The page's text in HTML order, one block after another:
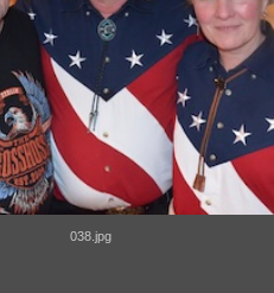
038.jpg